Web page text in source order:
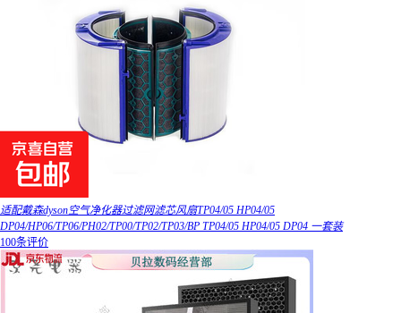
适配戴森dyson空气净化器过滤网滤芯风扇TP04/05 HP04/05
DP04/HP06/TP06/PH02/TP00/TP02/TP03/BP TP04/05 HP04/05 DP04 一套装
100条评价